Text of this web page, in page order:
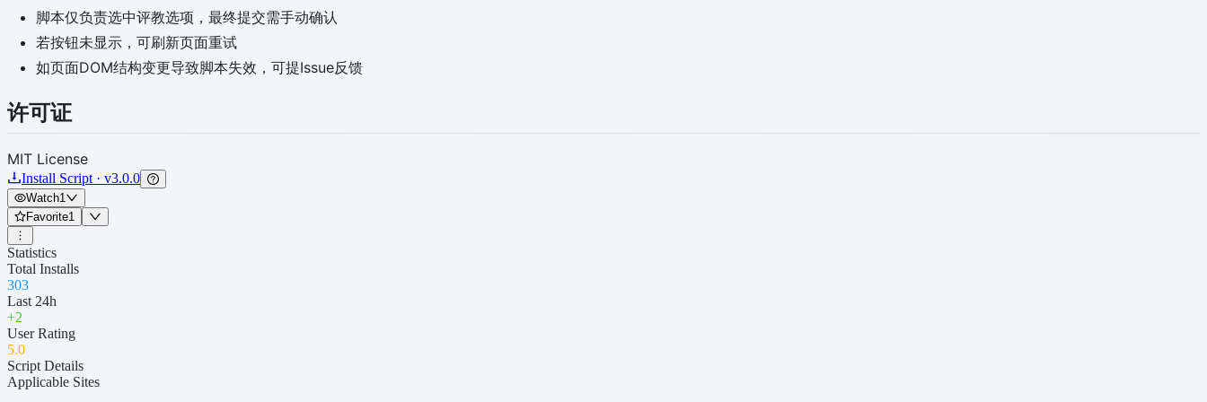
脚本仅负责选中评教选项，最终提交需手动确认
若按钮未显示，可刷新页面重试
如页面DOM结构变更导致脚本失效，可提Issue反馈
许可证
MIT License
Install Script · v3.0.0
Watch1
Favorite1
Statistics
Total Installs
303
Last 24h
+2
User Rating
5.0
Script Details
Applicable Sites